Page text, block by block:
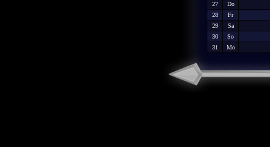
27
Do
28
Fr
29
Sa
30
So
31
Mo